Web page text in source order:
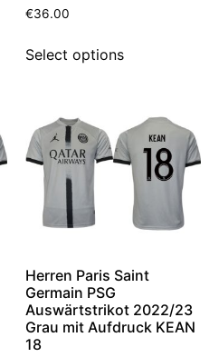
€36.00
Select options
Herren Paris Saint
Germain PSG
Auswärtstrikot 2022/23
Grau mit Aufdruck KEAN
18